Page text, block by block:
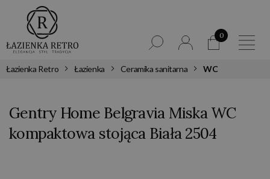
0
Łazienka Retro Łazienka Ceramika sanitarna WC
Gentry Home Belgravia Miska WC
kompaktowa stojąca Biała 2504